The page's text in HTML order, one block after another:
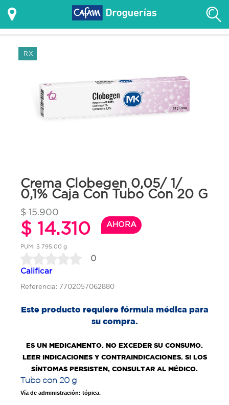
RX
Crema Clobegen 0,05/ 1/
0,1% Caja Con Tubo Con 20 G
$ 15.900
$ 14.310 AHORA
PUM: $ 795.00 g
0
Calificar
Referencia: 7702057062880
Este producto requiere fórmula médica para
su compra.
ES UN MEDICAMENTO. NO EXCEDER SU CONSUMO.
LEER INDICACIONES Y CONTRAINDICACIONES. SI LOS
SÍNTOMAS PERSISTEN, CONSULTAR AL MÉDICO.
Tubo con 20 g
Vía de administración: tópica.